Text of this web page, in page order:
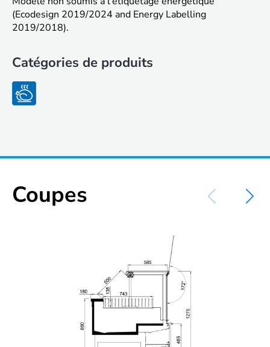
(Ecodesign 2019/2024 and Energy Labelling
2019/2018).
Catégories de produits
Coupes